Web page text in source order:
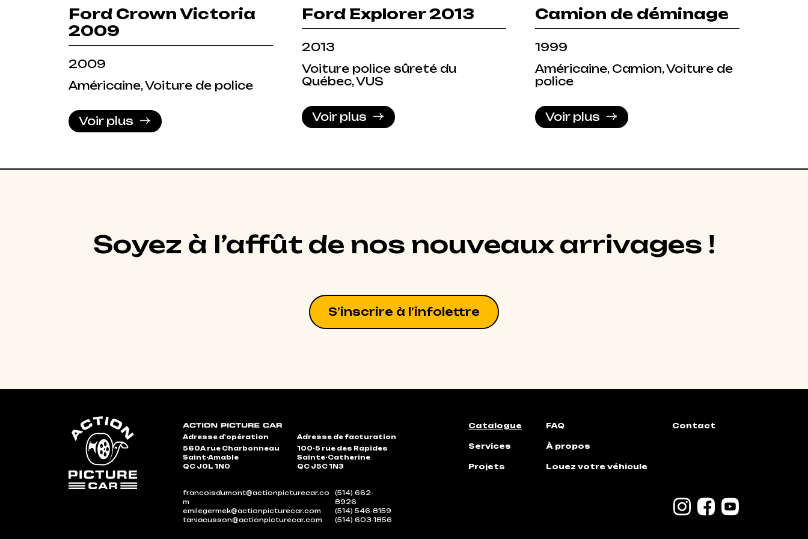
Ford Crown Victoria
2009
2009
Américaine, Voiture de police
Voir plus
Ford Explorer 2013
2013
Voiture police sûreté du
Québec, VUS
Voir plus
Camion de déminage
1999
Américaine, Camion, Voiture de
police
Voir plus
Soyez à l’affût de nos nouveaux arrivages !
S’inscrire à l’infolettre
Adresse d'opération
560A rue Charbonneau
Saint-Amable
QC J0L 1N0
Adresse de facturation
100-5 rue des Rapides
Sainte-Catherine
QC J5C 1N3
francoisdumont@actionpicturecar.co
m
(514) 662-
8926
emilegermek@actionpicturecar.com
(514) 546-8159
taniacusson@actionpicturecar.com
(514) 603-1856
Catalogue
Services
Projets
FAQ
À propos
Louez votre véhicule
Contact